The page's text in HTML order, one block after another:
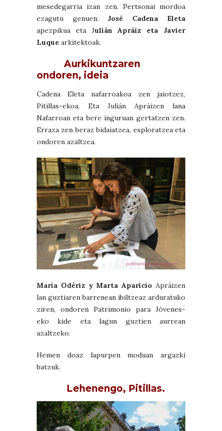
mesedegarria izan zen. Pertsonai mordoa
ezagutu genuen: José Cadena Eleta
apezpikua eta Julián Apráiz eta Javier
Luque arkitektoak.
Aurkikuntzaren
ondoren, ideia
Cadena Eleta nafarroakoa zen jaiotzez,
Pitillas-ekoa. Eta Julián Apráizen lana
Nafarroan eta bere inguruan gertatzen zen.
Erraza zen beraz bidaiatzea, esploratzea eta
ondoren azaltzea.
María Odériz y Marta Aparicio Apráizen
lan guztiaren barrenean ibiltzeaz arduratuko
ziren, ondoren Patrimonio para Jóvenes-
eko kide eta lagun guztien aurrean
azaltzeko.
Hemen doaz lapurpen moduan argazki
batzuk.
Lehenengo, Pitillas.